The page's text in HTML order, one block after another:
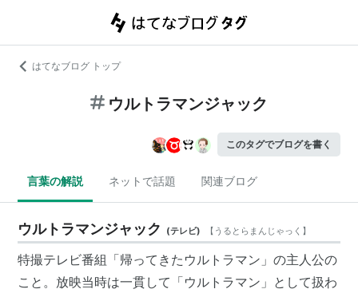
はてなブログ トップ
ウルトラマンジャック
このタグでブログを書く
言葉の解説 ネットで話題 関連ブログ
ウルトラマンジャック (テレビ) 【 うるとらまんじゃっく 】
特撮テレビ番組「帰ってきたウルトラマン」の主人公の
こと。放映当時は一貫して「ウルトラマン」として扱わ